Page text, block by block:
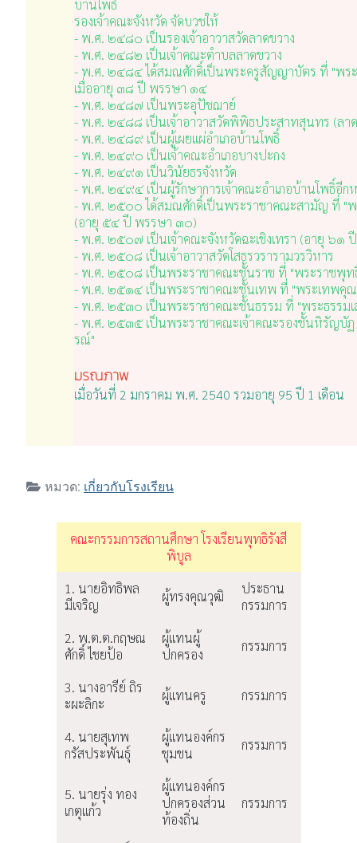
บ้านโพธิ์
รองเจ้าคณะจังหวัด จัดบวชให้
- พ.ศ. ๒๔๘๐ เป็นรองเจ้าอาวาสวัดลาดขวาง
- พ.ศ. ๒๔๘๒ เป็นเจ้าคณะตำบลลาดขวาง
- พ.ศ. ๒๔๘๔ ได้สมณศักดิ์เป็นพระครูสัญญาบัตร ที่ "พร
เมื่ออายุ ๓๘ ปี พรรษา ๑๔
- พ.ศ. ๒๔๘๗ เป็นพระอุปัชฌาย์
- พ.ศ. ๒๔๘๘ เป็นเจ้าอาวาสวัดพิพิธประสาทสุนทร (ลา
- พ.ศ. ๒๔๘๙ เป็นผู้เผยแผ่อำเภอบ้านโพธิ์
- พ.ศ. ๒๔๙๐ เป็นเจ้าคณะอำเภอบางปะกง
- พ.ศ. ๒๔๙๑ เป็นวินัยธรจังหวัด
- พ.ศ. ๒๔๙๔ เป็นผู้รักษาการเจ้าคณะอำเภอบ้านโพธิ์อีก
- พ.ศ. ๒๕๐๐ ได้สมณศักดิ์เป็นพระราชาคณะสามัญ ที่ "
(อายุ ๕๔ ปี พรรษา ๓๐)
- พ.ศ. ๒๕๐๗ เป็นเจ้าคณะจังหวัดฉะเชิงเทรา (อายุ ๖๑
- พ.ศ. ๒๕๐๘ เป็นเจ้าอาวาสวัดโสธรวรารามวรวิหาร
- พ.ศ. ๒๕๐๘ เป็นพระราชาคณะชั้นราช ที่ "พระราชพุท
- พ.ศ. ๒๕๑๔ เป็นพระราชาคณะชั้นเทพ ที่ "พระเทพคุณ
- พ.ศ. ๒๕๓๐ เป็นพระราชาคณะชั้นธรรม ที่ "พระธรรม
- พ.ศ. ๒๕๓๕ เป็นพระราชาคณะเจ้าคณะรองชั้นหิรัญบั
รณ์"
มรณภาพ
เมื่อวันที่ 2 มกราคม พ.ศ. 2540 รวมอายุ 95 ปี 1 เดือน
หมวด: เกี่ยวกับโรงเรียน
คณะกรรมการสถานศึกษา โรงเรียนพุทธิรังสี
พิบูล
1. นายอิทธิพล
มีเจริญ
ผู้ทรงคุณวุฒิ
ประธาน
กรรมการ
2. พ.ต.ต.กฤษณ
ศักดิ์ ไชยป้อ
ผู้แทนผู้
ปกครอง
กรรมการ
3. นางอารีย์ ถิร
ะผะลิกะ
ผู้แทนครู กรรมการ
4. นายสุเทพ
กรัสประพันธุ์
ผู้แทนองค์กร
ชุมชน
กรรมการ
5. นายรุ่ง ทอง
เกตุแก้ว
ผู้แทนองค์กร
ปกครองส่วน
ท้องถิ่น
กรรมการ